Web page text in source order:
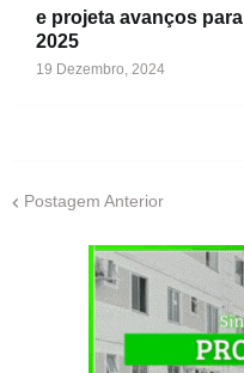
e projeta avanços para
2025
19 Dezembro, 2024
Postagem Anterior